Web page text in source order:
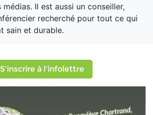
Il est aussi un conseiller,
recherché pour tout ce qui
sain et durable.
S'inscrire à l'infolettre